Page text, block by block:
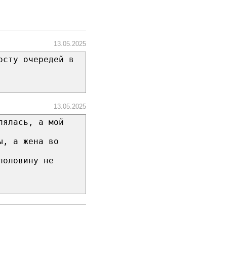
13.05.2025
очередей в
13.05.2025
а мой
а жена во
не